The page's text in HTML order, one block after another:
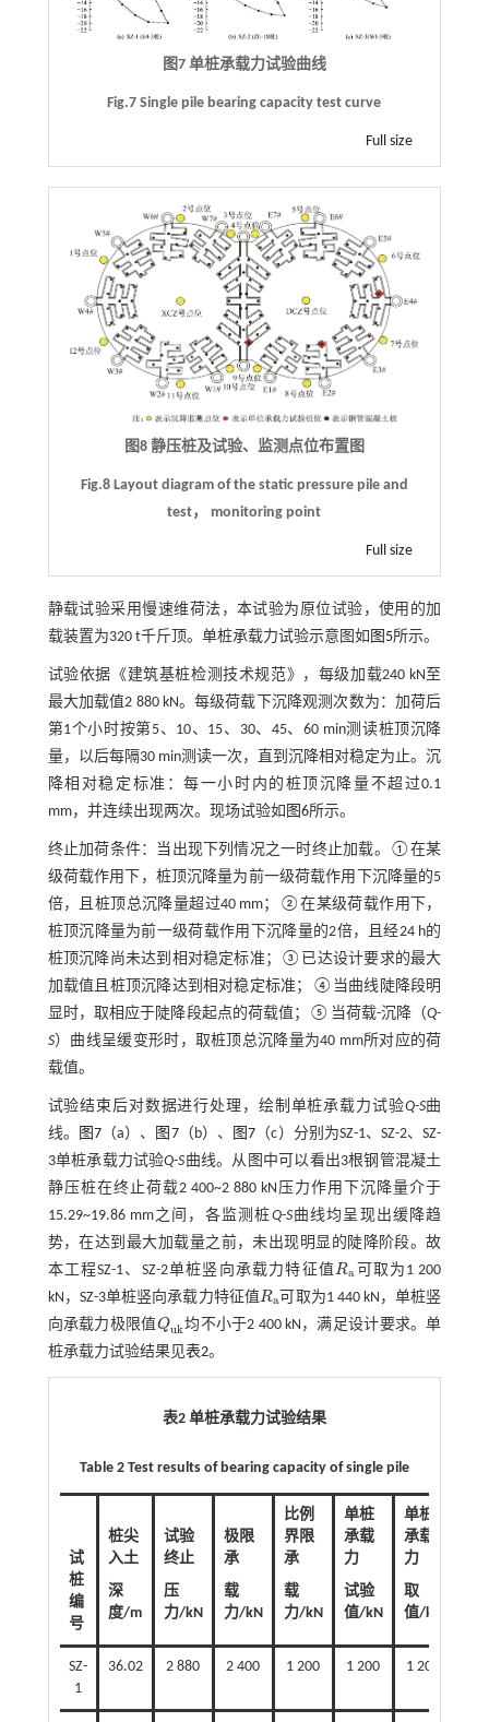
图7 单桩承载力试验曲线
Fig.7 Single pile bearing capacity test curve
Full size
图8 静压桩及试验、监测点位布置图
Fig.8 Layout diagram of the static pressure pile and
test， monitoring point
Full size
静载试验采用慢速维荷法，本试验为原位试验，使用的加
载装置为320 t千斤顶。单桩承载力试验示意图如 图5所示。
试验依据《建筑基桩检测技术规范》，每级加载240 kN至
最大加载值2 880 kN。每级荷载下沉降观测次数为：加荷后
第1个小时按第5、10、15、30、45、60 min测读桩顶沉降
量，以后每隔30 min测读一次，直到沉降相对稳定为止。沉
降相对稳定标准：每一小时内的桩顶沉降量不超过0.1
mm，并连续出现两次。现场试验如 图6所示。
终止加荷条件：当出现下列情况之一时终止加载。①在某
级荷载作用下，桩顶沉降量为前一级荷载作用下沉降量的5
倍，且桩顶总沉降量超过40 mm；②在某级荷载作用下，
桩顶沉降量为前一级荷载作用下沉降量的2倍，且经24 h的
桩顶沉降尚未达到相对稳定标准；③已达设计要求的最大
加载值且桩顶沉降达到相对稳定标准；④当曲线陡降段明
显时，取相应于陡降段起点的荷载值；⑤当荷载-沉降（Q-
S）曲线呈缓变形时，取桩顶总沉降量为40 mm所对应的荷
载值。
试验结束后对数据进行处理，绘制单桩承载力试验Q-S曲
线。
图7（a）、 图7（b）、 图7 （c）分别为SZ-1、SZ-2、SZ-
3单桩承载力试验Q-S 曲线。从图中可以看出3根钢管混凝土
静压桩在终止荷载2 400~2 880 kN压力作用下沉降量介于
15.29~19.86 mm之间，各监测桩Q-S曲线均呈现出缓降趋
势，在达到最大加载量之前，未出现明显的陡降阶段。故
本工程SZ-1、SZ-2单桩竖向承载力特征值Ra
Ra 可取为1 200
kN，SZ-3单桩竖向承载力特征值Ra
Ra 可取为1 440 kN，单桩竖
向承载力极限值Quk
Quk 均不小于2 400 kN，满足设计要求。单
桩承载力试验结果见表2。
表2 单桩承载力试验结果
Table 2 Test results of bearing capacity of single pile
试
桩
编
号
桩尖
入土
深
度/m
试验
终止
压
力/kN
极限
承
载
力/kN
比例
界限
承
载
力/kN
单桩
承载
力
试验
值/kN
单桩
承载
力
取
值/kN
SZ-
1
36.02 2 880 2 400 1 200 1 200 1 200